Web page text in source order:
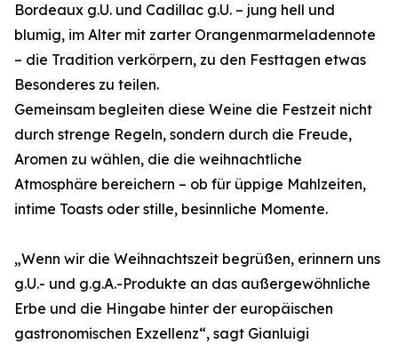
Bordeaux g.U. und Cadillac g.U. – jung hell und
blumig, im Alter mit zarter Orangenmarmeladennote
– die Tradition verkörpern, zu den Festtagen etwas
Besonderes zu teilen.
Gemeinsam begleiten diese Weine die Festzeit nicht
durch strenge Regeln, sondern durch die Freude,
Aromen zu wählen, die die weihnachtliche
Atmosphäre bereichern – ob für üppige Mahlzeiten,
intime Toasts oder stille, besinnliche Momente.
„Wenn wir die Weihnachtszeit begrüßen, erinnern uns
g.U.- und g.g.A.-Produkte an das außergewöhnliche
Erbe und die Hingabe hinter der europäischen
gastronomischen Exzellenz“, sagt Gianluigi